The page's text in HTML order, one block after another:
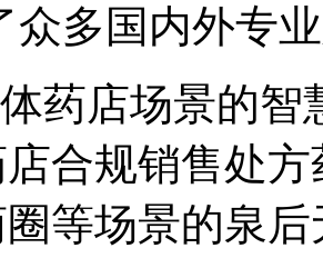
众多国内外专
药店场景的智
合规销售处
等场景的泉